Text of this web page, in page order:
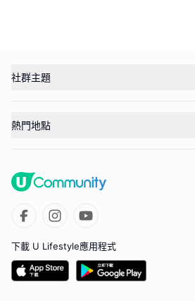
社群主題
熱門地點
下載 U Lifestyle應用程式